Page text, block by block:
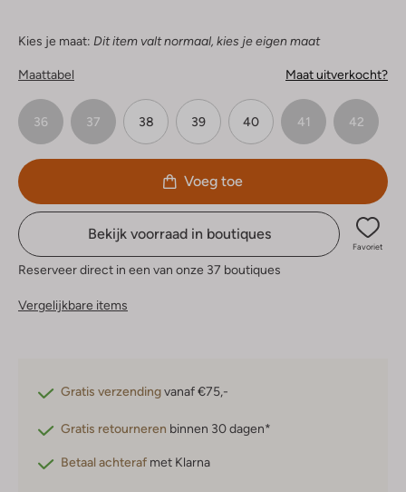
Kies je maat: Dit item valt normaal, kies je eigen maat
Maattabel Maat uitverkocht?
36 37 38 39 40 41 42
Voeg toe
Bekijk voorraad in boutiques
Favoriet
Reserveer direct in een van onze 37 boutiques
Vergelijkbare items
Gratis verzendingvanaf €75,-
Gratis retourneren binnen 30 dagen*
Betaal achteraf met Klarna